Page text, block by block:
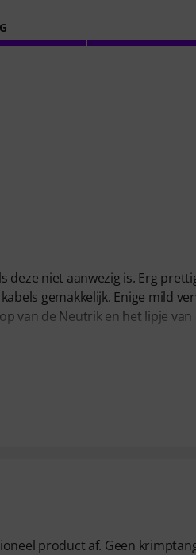
niet aanwezig is. Erg
gemakkelijk. Enige mild
van de Neutrik en het lipje van
product af. Geen